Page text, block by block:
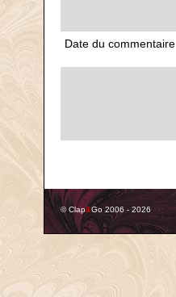
Date du commentaire
© Clap&Go 2006 - 2026